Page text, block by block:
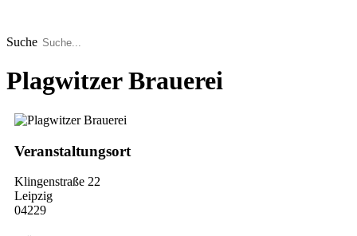
springen
Suche
Plagwitzer Brauerei
Veranstaltungsort
Klingenstraße 22
Leipzig
04229